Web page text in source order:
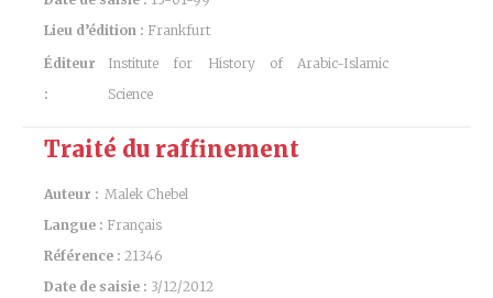
Lieu d’édition : Frankfurt
Éditeur
:
Institute for History of Arabic-Islamic
Science
Traité du raffinement
Auteur : Malek Chebel
Langue : Français
Référence : 21346
Date de saisie : 3/12/2012